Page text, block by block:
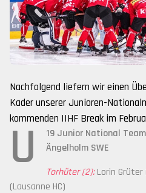
Nachfolgend liefern wir einen
Kader unserer Junioren-
kommenden IIHF Break im
U
19 Junior National
Ängelholm SWE
Torhüter (2):Lorin Grüter
(Lausanne HC)